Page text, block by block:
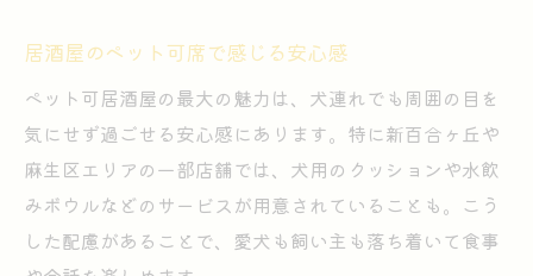
居酒屋のペット可席で感じる安心感
ペット可居酒屋の最大の魅力は、犬連れでも周囲の目を
気にせず過ごせる安心感にあります。特に新百合ヶ丘や
麻生区エリアの一部店舗では、犬用のクッションや水飲
みボウルなどのサービスが用意されていることも。こう
した配慮があることで、愛犬も飼い主も落ち着いて食事